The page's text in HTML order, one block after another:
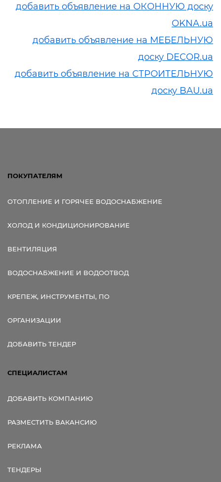
добавить объявление на ОКОННУЮ доску
OKNA.ua
добавить объявление на МЕБЕЛЬНУЮ
доску DECOR.ua
добавить объявление на СТРОИТЕЛЬНУЮ
доску BAU.ua
ПОКУПАТЕЛЯМ
ОТОПЛЕНИЕ И ГОРЯЧЕЕ ВОДОСНАБЖЕНИЕ
ХОЛОД И КОНДИЦИОНИРОВАНИЕ
ВЕНТИЛЯЦИЯ
ВОДОСНАБЖЕНИЕ И ВОДООТВОД
КРЕПЕЖ, ИНСТРУМЕНТЫ, ПО
ОРГАНИЗАЦИИ
ДОБАВИТЬ ТЕНДЕР
СПЕЦИАЛИСТАМ
ДОБАВИТЬ КОМПАНИЮ
РАЗМЕСТИТЬ ВАКАНСИЮ
РЕКЛАМА
ТЕНДЕРЫ